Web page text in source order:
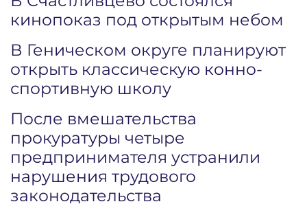
кинопоказ под открытым небом
В Геническом округе планируют
открыть классическую конно-
спортивную школу
После вмешательства
прокуратуры четыре
предпринимателя устранили
нарушения трудового
законодательства